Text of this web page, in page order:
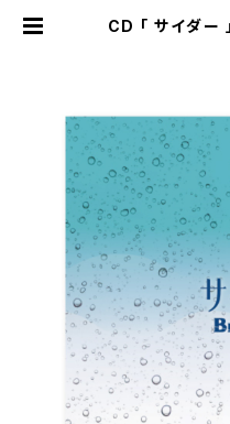
CD 「 サイダ